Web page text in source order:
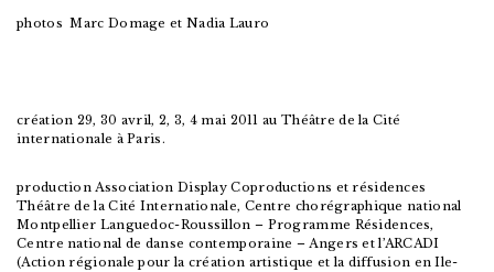
photos Marc Domage et Nadia Lauro
création 29, 30 avril, 2, 3, 4 mai 2011 au Théâtre de la Cité
internationale à Paris.
production Association Display Coproductions et résidences
Théâtre de la Cité Internationale, Centre chorégraphique national
Montpellier Languedoc-Roussillon – Programme Résidences,
Centre national de danse contemporaine – Angers et l’ARCADI
(Action régionale pour la création artistique et la diffusion en Ile-